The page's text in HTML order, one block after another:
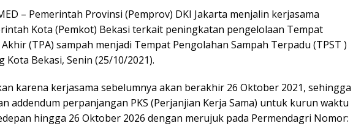
– Pemerintah Provinsi (Pemprov) DKI Jakarta menjalin kerjasama
Kota (Pemkot) Bekasi terkait peningkatan pengelolaan Tempat
(TPA) sampah menjadi Tempat Pengolahan Sampah Terpadu (TPST )
Kota Bekasi, Senin (25/10/2021).
karena kerjasama sebelumnya akan berakhir 26 Oktober 2021, sehingga
addendum perpanjangan PKS (Perjanjian Kerja Sama) untuk kurun waktu
hingga 26 Oktober 2026 dengan merujuk pada Permendagri Nomor: